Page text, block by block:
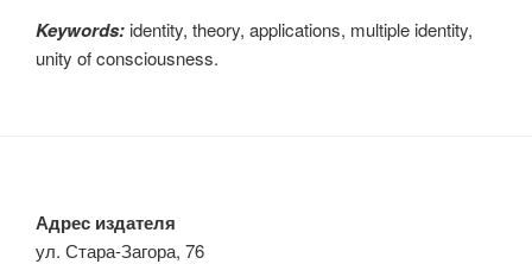
Keywords: identity, theory, applications, multiple identity,
unity of consciousness.
Адрес издателя
ул. Стара-Загора, 76